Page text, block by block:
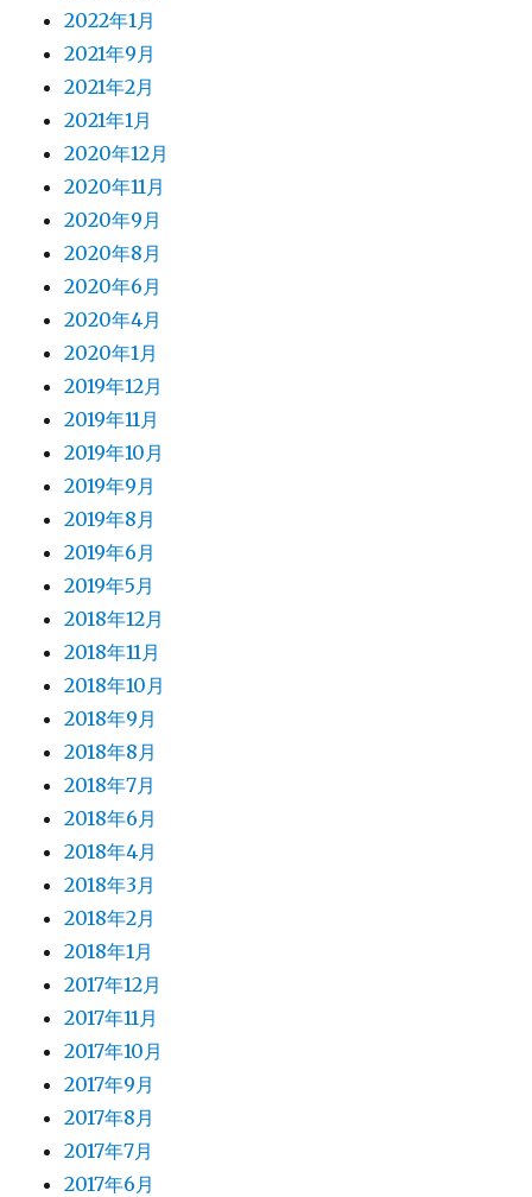
2022年1月
2021年9月
2021年2月
2021年1月
2020年12月
2020年11月
2020年9月
2020年8月
2020年6月
2020年4月
2020年1月
2019年12月
2019年11月
2019年10月
2019年9月
2019年8月
2019年6月
2019年5月
2018年12月
2018年11月
2018年10月
2018年9月
2018年8月
2018年7月
2018年6月
2018年4月
2018年3月
2018年2月
2018年1月
2017年12月
2017年11月
2017年10月
2017年9月
2017年8月
2017年7月
2017年6月